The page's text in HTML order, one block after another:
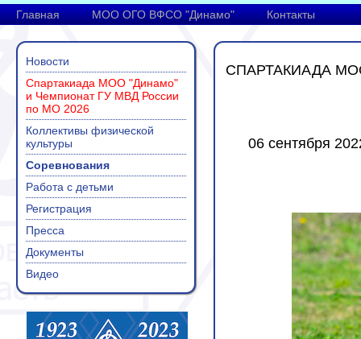
Главная МОО ОГО ВФСО "Динамо" Контакты
Новости
Спартакиада МОО "Динамо"
и Чемпионат ГУ МВД России
по МО 2026
Коллективы физической
культуры
Соревнования
Работа с детьми
Регистрация
Пресса
Документы
Видео
СПАРТАКИАДА
06 сентября